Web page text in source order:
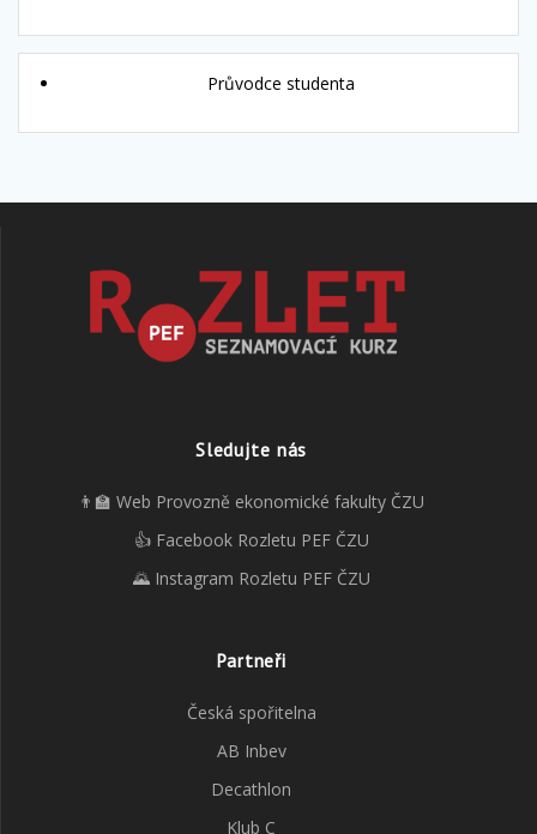
Průvodce studenta
Sledujte nás
👨‍🏫 Web Provozně ekonomické fakulty ČZU
👍 Facebook Rozletu PEF ČZU
🌄 Instagram Rozletu PEF ČZU
Partneři
Česká spořitelna
AB Inbev
Decathlon
Klub C